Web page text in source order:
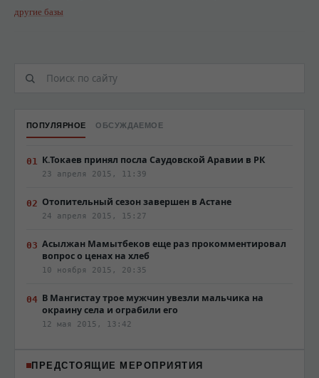
другие базы
ПОПУЛЯРНОЕ ОБСУЖДАЕМОЕ
К.Токаев принял посла Саудовской Аравии в РК
23 апреля 2015, 11:39
Отопительный сезон завершен в Астане
24 апреля 2015, 15:27
Асылжан Мамытбеков еще раз прокомментировал
вопрос о ценах на хлеб
10 ноября 2015, 20:35
В Мангистау трое мужчин увезли мальчика на
окраину села и ограбили его
12 мая 2015, 13:42
ПРЕДСТОЯЩИЕ МЕРОПРИЯТИЯ